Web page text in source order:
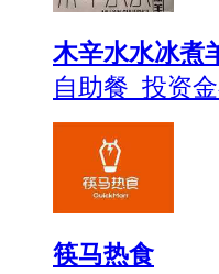
木辛水水冰煮
自助餐 投资金
筷马热食